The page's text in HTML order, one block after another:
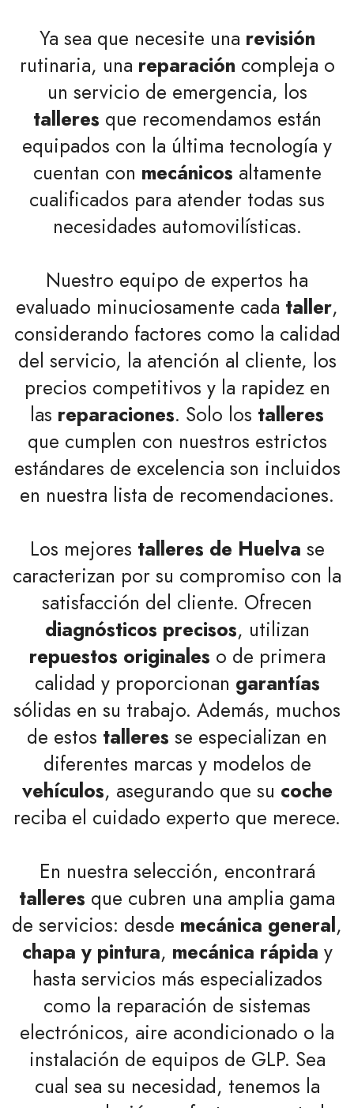
Ya sea que necesite una revisión
rutinaria, una reparación compleja o
un servicio de emergencia, los
talleres que recomendamos están
equipados con la última tecnología y
cuentan con mecánicos altamente
cualificados para atender todas sus
necesidades automovilísticas.
Nuestro equipo de expertos ha
evaluado minuciosamente cada taller,
considerando factores como la calidad
del servicio, la atención al cliente, los
precios competitivos y la rapidez en
las reparaciones. Solo los talleres
que cumplen con nuestros estrictos
estándares de excelencia son incluidos
en nuestra lista de recomendaciones.
Los mejores talleres de Huelva se
caracterizan por su compromiso con la
satisfacción del cliente. Ofrecen
diagnósticos precisos, utilizan
repuestos originales o de primera
calidad y proporcionan garantías
sólidas en su trabajo. Además, muchos
de estos talleres se especializan en
diferentes marcas y modelos de
vehículos, asegurando que su coche
reciba el cuidado experto que merece.
En nuestra selección, encontrará
talleres que cubren una amplia gama
de servicios: desde mecánica general,
chapa y pintura, mecánica rápida y
hasta servicios más especializados
como la reparación de sistemas
electrónicos, aire acondicionado o la
instalación de equipos de GLP. Sea
cual sea su necesidad, tenemos la